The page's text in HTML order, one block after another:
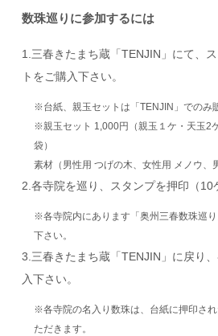
数珠巡りに参加するには
1.三春きたまち蔵「TENJIN」にて、
トをご購入下さい。
※台紙、親玉セットは「TENJIN」でのみ
※親玉セット 1,000円（親玉１ケ・天玉2
袋）
素材（男性用 つげの木、女性用 メノウ、
2.各寺院を巡り、スタンプを押印（10
※各寺院内にあります「奥州三春数珠巡
下さい。
3.三春きたまち蔵「TENJIN」に戻り
入下さい。
※各寺院の名入り数珠は、台紙に押印さ
ただきます。